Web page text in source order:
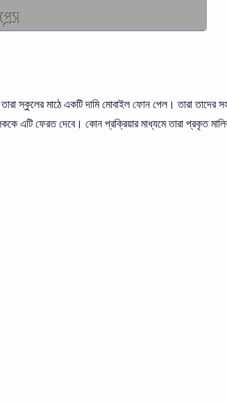
স্কুলের মাঠে একটি দামি মােবাইল ফোন পেল। তারা তাদের
এটি ফেরত দেবে। কোন প্রক্রিয়ার মাধ্যমে তারা প্রকৃত